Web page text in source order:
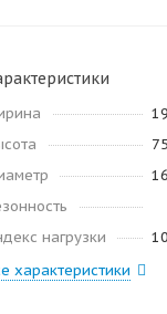
75
нагрузки
характеристики